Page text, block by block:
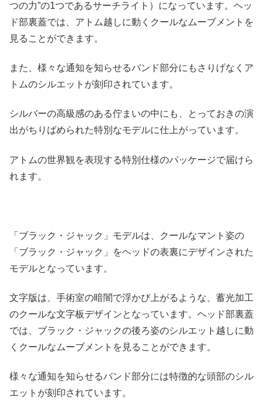
つの力”の1つであるサーチライト）になっています。ヘッ
ド部裏蓋では、アトム越しに動くクールなムーブメントを
見ることができます。
また、様々な通知を知らせるバンド部分にもさりげなくア
トムのシルエットが刻印されています。
シルバーの高級感のある佇まいの中にも、とっておきの演
出がちりばめられた特別なモデルに仕上がっています。
アトムの世界観を表現する特別仕様のパッケージで届けら
れます。
「ブラック・ジャック」モデルは、クールなマント姿の
「ブラック・ジャック」をヘッドの表裏にデザインされた
モデルとなっています。
文字版は、手術室の暗闇で浮かび上がるような、蓄光加工
のクールな文字板デザインとなっています。ヘッド部裏蓋
では、ブラック・ジャックの後ろ姿のシルエット越しに動
くクールなムーブメントを見ることができます。
様々な通知を知らせるバンド部分には特徴的な頭部のシル
エットが刻印されています。